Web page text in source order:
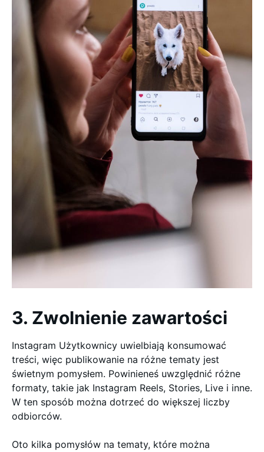
3. Zwolnienie zawartości
Instagram Użytkownicy uwielbiają konsumować
treści, więc publikowanie na różne tematy jest
świetnym pomysłem. Powinieneś uwzględnić różne
formaty, takie jak Instagram Reels, Stories, Live i inne.
W ten sposób można dotrzeć do większej liczby
odbiorców.
Oto kilka pomysłów na tematy, które można